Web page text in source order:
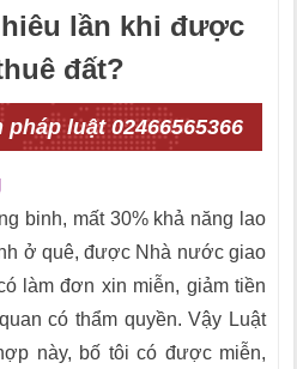
lần khi được
đất?
luật 02466565366
binh, mất 30% khả năng lao
ở quê, được Nhà nước giao
làm đơn xin miễn, giảm tiền
có thẩm quyền. Vậy Luật
này, bố tôi có được miễn,